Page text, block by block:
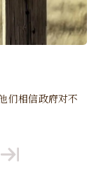
们相信政府对不